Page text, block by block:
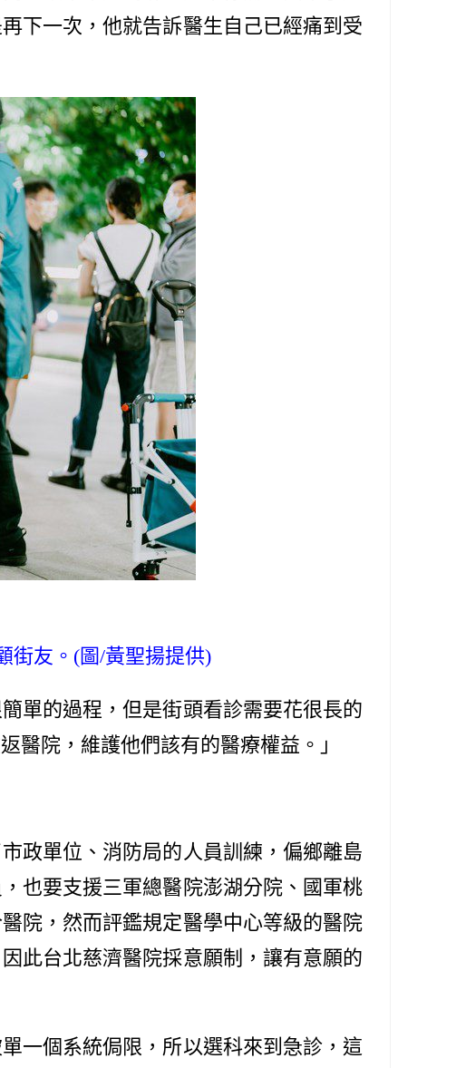
下一次，他就告訴醫生自己已經痛到受
街友。(圖/黃聖揚提供)
單的過程，但是街頭看診需要花很長的
醫院，維護他們該有的醫療權益。」
政單位、消防局的人員訓練，偏鄉離島
也要支援三軍總醫院澎湖分院、國軍桃
院，然而評鑑規定醫學中心等級的醫院
此台北慈濟醫院採意願制，讓有意願的
一個系統侷限，所以選科來到急診，這